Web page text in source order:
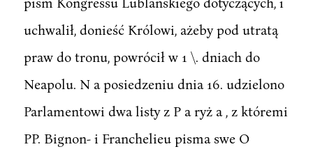
uchwalił, donieść Królowi, ażeby pod utratą
praw do tronu, powrócił w 1 \. dniach do
Neapolu. N a posiedzeniu dnia 16. udzielono
Parlamentowi dwa listy z P a ryż a , z któremi
PP. Bignon- i Franchelieu pisma swe O